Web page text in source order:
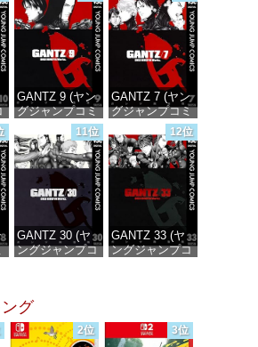
価格：¥100 価格：¥100
GANTZ 9 (ヤン
グジャンプコミ
ックスDIGITAL)
価格：¥100
GANTZ 7 (ヤン
グジャンプコミ
ックスDIGITAL)
価格：¥100
11位
GANTZ 30 (ヤ
ングジャンプコ
12位
GANTZ 33 (ヤ
ングジャンプコ
グ
2位 3位